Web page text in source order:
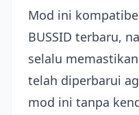
Mod ini
BUSSID terbaru,
selalu
telah diperbarui
mod ini tanpa